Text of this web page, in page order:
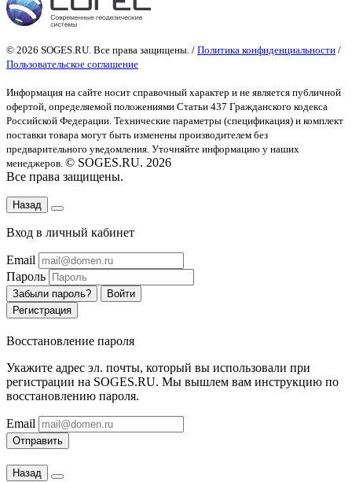
© 2026 SOGES.RU. Все права защищены. / Политика конфиденциальности /
Пользовательское соглашение
Информация на сайте носит справочный характер и не является публичной
офертой, определяемой положениями Статьи 437 Гражданского кодекса
Российской Федерации. Технические параметры (спецификация) и комплект
поставки товара могут быть изменены производителем без
предварительного уведомления. Уточняйте информацию у наших
менеджеров. © SOGES.RU. 2026
Все права защищены.
Назад
Вход в личный кабинет
Email
Пароль
Забыли пароль?
Войти
Регистрация
Восстановление пароля
Укажите адрес эл. почты, который вы использовали при
регистрации на SOGES.RU. Мы вышлем вам инструкцию по
восстановлению пароля.
Email
Отправить
Назад